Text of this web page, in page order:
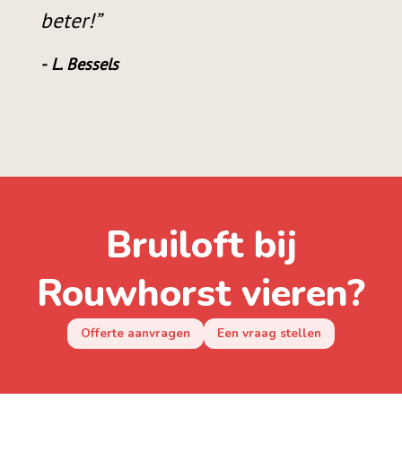
beter!”
L. Bessels
Bruiloft bij
Rouwhorst vieren?
Offerte aanvragen Een vraag stellen